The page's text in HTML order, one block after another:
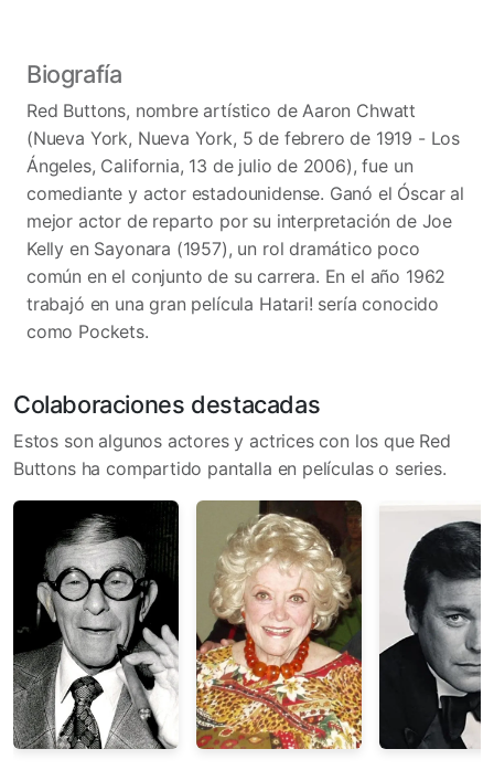
Biografía
Red Buttons, nombre artístico de Aaron Chwatt
(Nueva York, Nueva York, 5 de febrero de 1919 - Los
Ángeles, California, 13 de julio de 2006), fue un
comediante y actor estadounidense. Ganó el Óscar al
mejor actor de reparto por su interpretación de Joe
Kelly en Sayonara (1957), un rol dramático poco
común en el conjunto de su carrera. En el año 1962
trabajó en una gran película Hatari! sería conocido
como Pockets.
Colaboraciones destacadas
Estos son algunos actores y actrices con los que Red
Buttons ha compartido pantalla en películas o series.